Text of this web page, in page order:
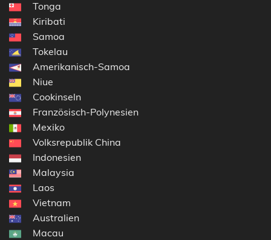
Tonga
Kiribati
Samoa
Tokelau
Amerikanisch-Samoa
Niue
Cookinseln
Französisch-Polynesien
Mexiko
Volksrepublik China
Indonesien
Malaysia
Laos
Vietnam
Australien
Macau